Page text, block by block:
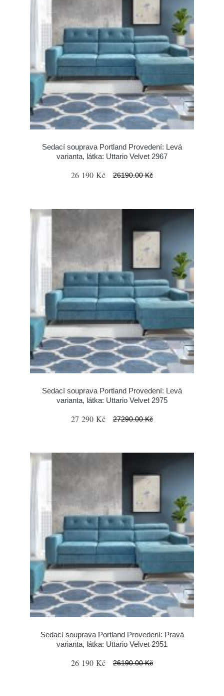
Sedací souprava Portland Provedení: Levá
varianta, látka: Uttario Velvet 2967
26 190 Kč 26190.00 Kč
Sedací souprava Portland Provedení: Levá
varianta, látka: Uttario Velvet 2975
27 290 Kč 27290.00 Kč
Sedací souprava Portland Provedení: Pravá
varianta, látka: Uttario Velvet 2951
26 190 Kč 26190.00 Kč